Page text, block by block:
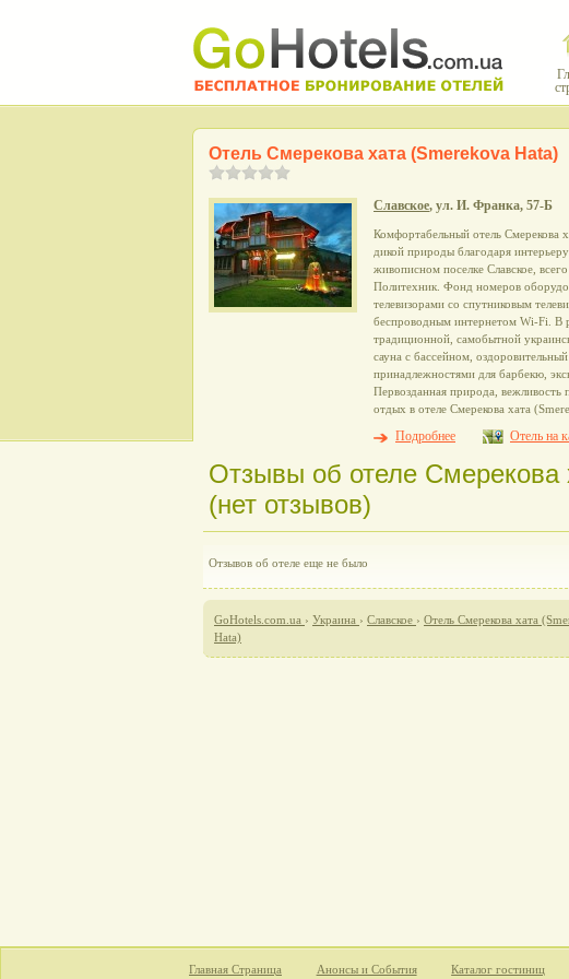
Отель Смерекова хата (Smerekova Hata)
Славское, ул. И. Франка, 57-Б
Комфортабельный отель Смерекова
дикой природы благодаря
живописном поселке Славское,
Политехник. Фонд номеров
телевизорами со спутниковым
беспроводным интернетом Wi-Fi. В
традиционной, самобытной
сауна с бассейном,
принадлежностями для барбекю,
Первозданная природа, вежливость
отдых в отеле Смерекова хата
Подробнее Отель на
Отзывы об отеле Смерекова
(нет отзывов)
Отзывов об отеле еще не было
GoHotels.com.ua › Украина › Славское › Отель Смерекова хата
Hata)
Главная Страница Анонсы и События Каталог гостиниц